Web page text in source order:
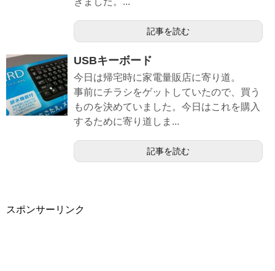
記事を読む
USBキーボード
今日は帰宅時に家電量販店に寄り道。
事前にチラシをゲットしていたので、買う
ものを決めていました。今日はこれを購入
するために寄り道しま...
記事を読む
スポンサーリンク